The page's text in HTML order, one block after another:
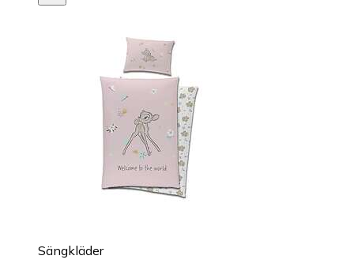
Sängkläder